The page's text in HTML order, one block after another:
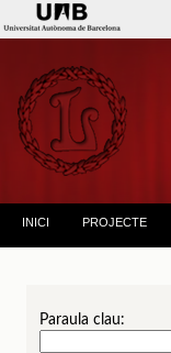
INICI PROJECTE
Paraula clau: